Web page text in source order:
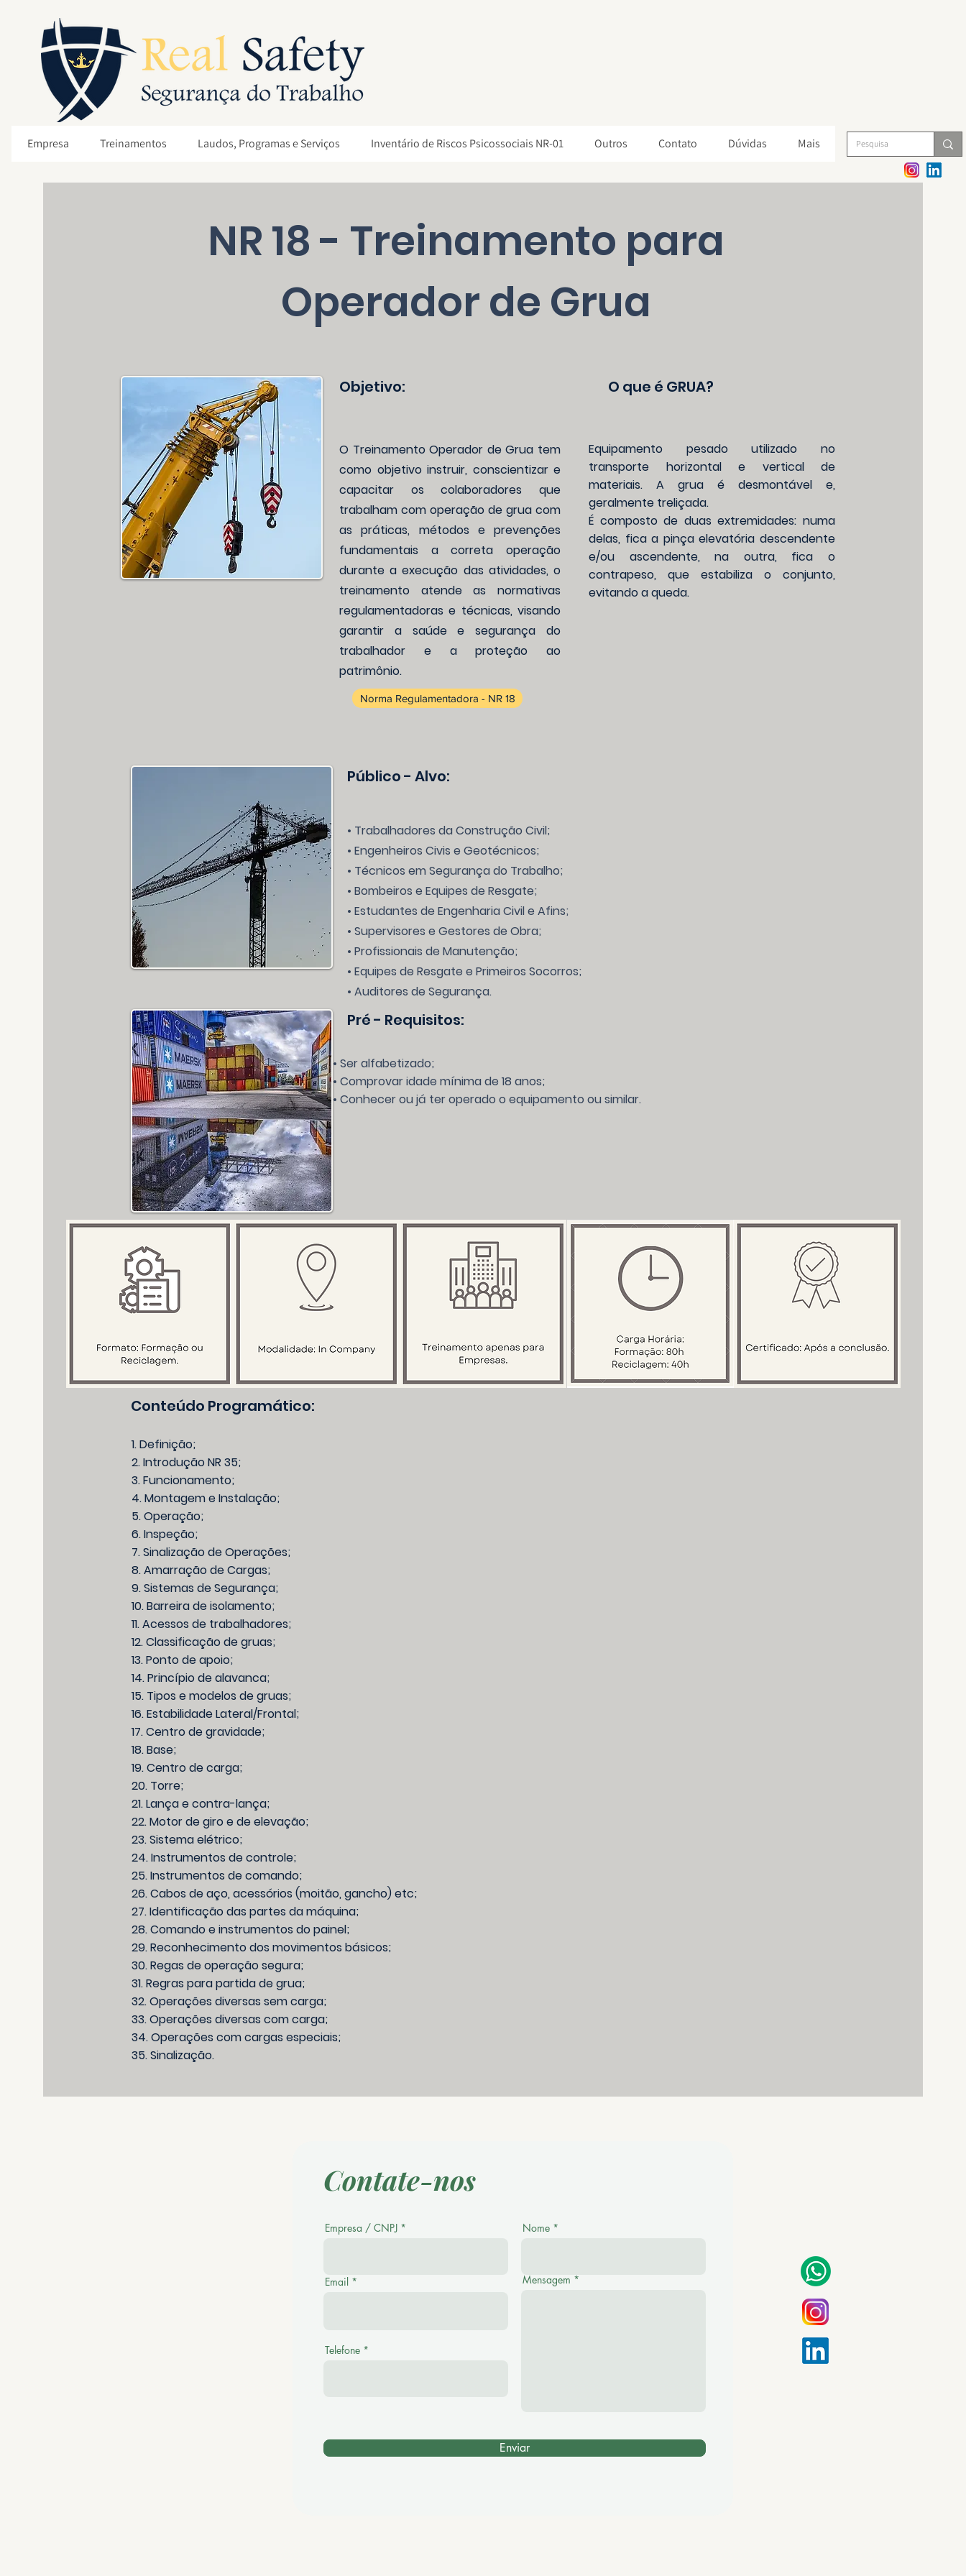
Empresa Treinamentos Laudos, Programas e Serviços Inventário de Riscos Psicossociais NR-01 Outros Contato Dúvidas Mais
NR 18 - Treinamento para
Operador de Grua
Objetivo:
O Treinamento Operador de Grua tem
como objetivo instruir, conscientizar e
capacitar os colaboradores que
trabalham com operação de grua com
as práticas, métodos e prevenções
fundamentais a correta operação
durante a execução das atividades, o
treinamento atende as normativas
regulamentadoras e técnicas, visando
garantir a saúde e segurança do
trabalhador e a proteção ao
patrimônio.
O que é GRUA?
Equipamento pesado utilizado no
transporte horizontal e vertical de
materiais. A grua é desmontável e,
geralmente treliçada.
É composto de duas extremidades: numa
delas, fica a pinça elevatória descendente
e/ou ascendente, na outra, fica o
contrapeso, que estabiliza o conjunto,
evitando a queda.
Norma Regulamentadora - NR 18
Público - Alvo:
• Trabalhadores da Construção Civil;
• Engenheiros Civis e Geotécnicos;
• Técnicos em Segurança do Trabalho;
• Bombeiros e Equipes de Resgate;
• Estudantes de Engenharia Civil e Afins;
• Supervisores e Gestores de Obra;
• Profissionais de Manutenção;
• Equipes de Resgate e Primeiros Socorros;
• Auditores de Segurança.
Pré - Requisitos:
• Ser alfabetizado;
• Comprovar idade mínima de 18 anos;
• Conhecer ou já ter operado o equipamento ou similar.
Conteúdo Programático:
1. Definição;
2. Introdução NR 35;
3. Funcionamento;
4. Montagem e Instalação;
5. Operação;
6. Inspeção;
7. Sinalização de Operações;
8. Amarração de Cargas;
9. Sistemas de Segurança;
10. Barreira de isolamento;
11. Acessos de trabalhadores;
12. Classificação de gruas;
13. Ponto de apoio;
14. Princípio de alavanca;
15. Tipos e modelos de gruas;
16. Estabilidade Lateral/Frontal;
17. Centro de gravidade;
18. Base;
19. Centro de carga;
20. Torre;
21. Lança e contra-lança;
22. Motor de giro e de elevação;
23. Sistema elétrico;
24. Instrumentos de controle;
25. Instrumentos de comando;
26. Cabos de aço, acessórios (moitão, gancho) etc;
27. Identificação das partes da máquina;
28. Comando e instrumentos do painel;
29. Reconhecimento dos movimentos básicos;
30. Regas de operação segura;
31. Regras para partida de grua;
32. Operações diversas sem carga;
33. Operações diversas com carga;
34. Operações com cargas especiais;
35. Sinalização.
Contate-nos
Empresa / CNPJ
Email
Telefone
Nome
Mensagem
Enviar